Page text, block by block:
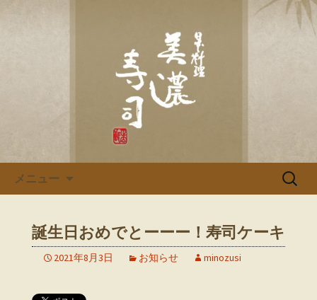
多治見、土岐の寿司・和食「美
濃寿司」のブログ
多治見、土岐の寿司・和食「美濃寿
メニュー
検
誕生日おめでとーーー！寿司ケーキ
2021年8月3日 お知らせ minozusi